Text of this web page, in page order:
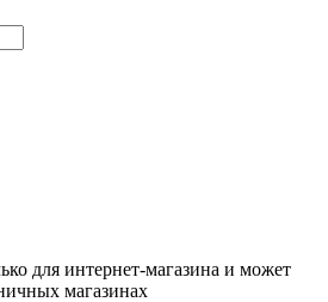
для интернет-магазина и может
магазинах